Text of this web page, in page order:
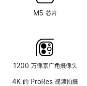
M5 芯片
1200 万像素广角摄像头
4K 的 ProRes 视频拍摄